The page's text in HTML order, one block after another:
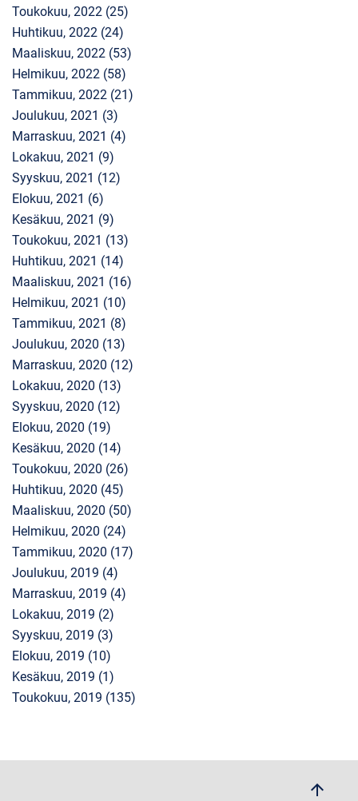
Toukokuu, 2022 (25)
Huhtikuu, 2022 (24)
Maaliskuu, 2022 (53)
Helmikuu, 2022 (58)
Tammikuu, 2022 (21)
Joulukuu, 2021 (3)
Marraskuu, 2021 (4)
Lokakuu, 2021 (9)
Syyskuu, 2021 (12)
Elokuu, 2021 (6)
Kesäkuu, 2021 (9)
Toukokuu, 2021 (13)
Huhtikuu, 2021 (14)
Maaliskuu, 2021 (16)
Helmikuu, 2021 (10)
Tammikuu, 2021 (8)
Joulukuu, 2020 (13)
Marraskuu, 2020 (12)
Lokakuu, 2020 (13)
Syyskuu, 2020 (12)
Elokuu, 2020 (19)
Kesäkuu, 2020 (14)
Toukokuu, 2020 (26)
Huhtikuu, 2020 (45)
Maaliskuu, 2020 (50)
Helmikuu, 2020 (24)
Tammikuu, 2020 (17)
Joulukuu, 2019 (4)
Marraskuu, 2019 (4)
Lokakuu, 2019 (2)
Syyskuu, 2019 (3)
Elokuu, 2019 (10)
Kesäkuu, 2019 (1)
Toukokuu, 2019 (135)
arrow_upwards